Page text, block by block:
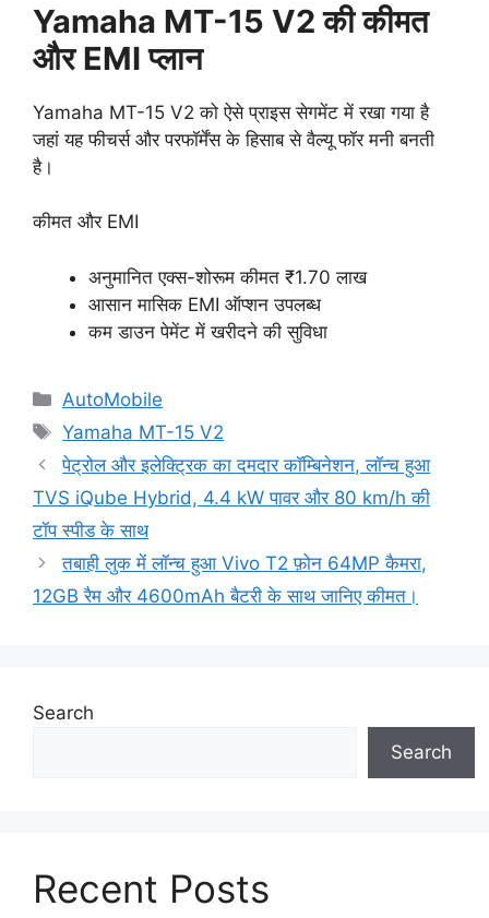
Yamaha MT-15 V2 की कीमत
और EMI प्लान
Yamaha MT-15 V2 को ऐसे प्राइस सेगमेंट में रखा गया है
जहां यह फीचर्स और परफॉर्मेंस के हिसाब से वैल्यू फॉर मनी बनती
है।
कीमत और EMI
अनुमानित एक्स-शोरूम कीमत ₹1.70 लाख
आसान मासिक EMI ऑप्शन उपलब्ध
कम डाउन पेमेंट में खरीदने की सुविधा
Categories
AutoMobile
Tags
Yamaha MT-15 V2
पेट्रोल और इलेक्ट्रिक का दमदार कॉम्बिनेशन, लॉन्च हुआ
TVS iQube Hybrid, 4.4 kW पावर और 80 km/h की
टॉप स्पीड के साथ
तबाही लुक में लॉन्च हुआ Vivo T2 फ़ोन 64MP कैमरा,
12GB रैम और 4600mAh बैटरी के साथ जानिए कीमत।
Search
Search
Recent Posts